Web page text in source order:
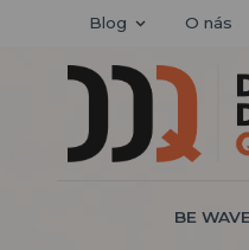
Blog O nás
BE WAVE